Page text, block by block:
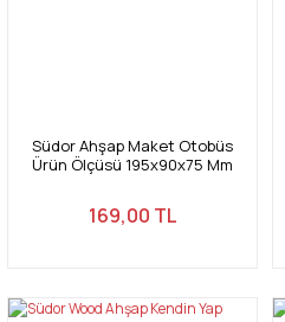
Südor Ahşap Maket Otobüs
Ürün Ölçüsü 195x90x75 Mm
169,00 TL